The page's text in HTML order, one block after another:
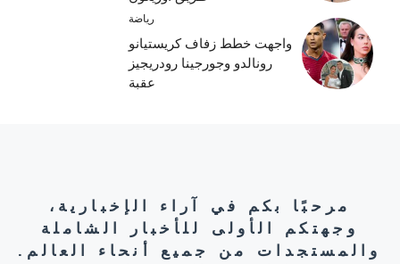
رياضة
واجهت خطط زفاف كريستيانو
رونالدو وجورجينا رودريجيز
عقبة
مرحبًا بكم في آراء الإخبارية،
وجهتكم الأولى للأخبار الشاملة
والمستجدات من جميع أنحاء العالم.